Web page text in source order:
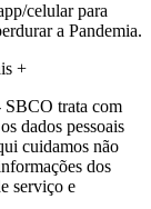
celular para
a Pandemia.
+
SBCO trata com
dados pessoais
cuidamos não
dos
serviço e